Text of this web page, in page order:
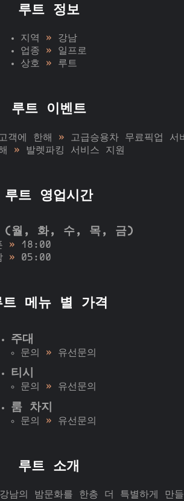
루트 정보
지역 » 강남
업종 » 일프로
상호 » 루트
루트 이벤트
객에 한해 » 고급승용차 무료픽업 서
» 발렛파킹 서비스 지원
루트 영업시간
(월, 화, 수, 목, 금)
» 18:00
» 05:00
트 메뉴 별 가격
주대
문의 » 유선문의
티시
문의 » 유선문의
룸 차지
문의 » 유선문의
루트 소개
의 밤문화를 한층 더 특별하게 만